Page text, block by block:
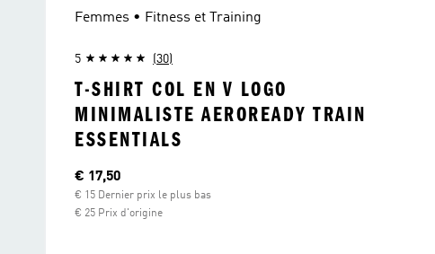
Femmes • Fitness et Training
5 (30)
T-SHIRT COL EN V LOGO
MINIMALISTE AEROREADY TRAIN
ESSENTIALS
Current price
€ 17,50
€ 15 Dernier prix le plus bas
€ 25 Prix d'origine